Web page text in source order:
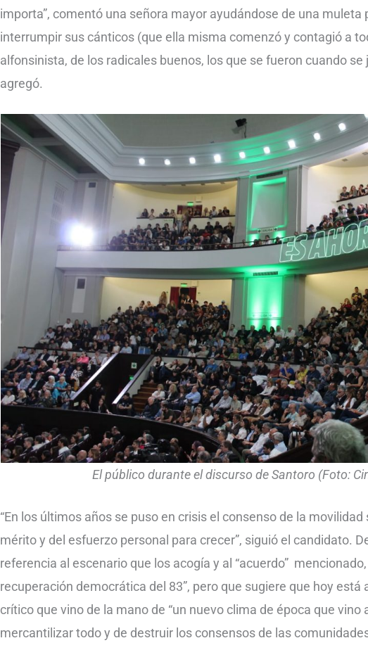
importa”, comentó una señora mayor ayudándose de una muleta
interrumpir sus cánticos (que ella misma comenzó y contagió a
alfonsinista, de los radicales buenos, los que se fueron cuando se
agregó.
El público durante el discurso de Santoro (Foto:
“En los últimos años se puso en crisis el consenso de la movilidad
mérito y del esfuerzo personal para crecer”, siguió el candidato.
referencia al escenario que los acogía y al “acuerdo”
recuperación democrática del 83”, pero que sugiere que hoy
crítico que vino de la mano de “un nuevo clima de época que vino
mercantilizar todo y de destruir los consensos de las